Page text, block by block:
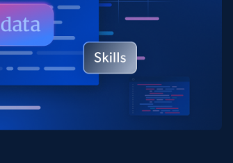
ングに
定
データセットマーケットプレ
事前収集された600以上のドメイン
データ
リンクトイン
ソーシャルメディア
Data Firehose
Real-time web data, delivered as
セットを
ウェブを解き放つオールインワン
る
Data Firehose
る
データセンタープロキシから始まる
$0.9/IP
プロキシロケーション
マスタークラス